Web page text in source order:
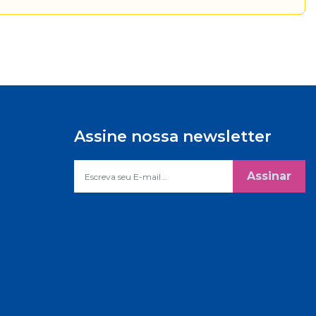
Assine nossa newsletter
Assinar